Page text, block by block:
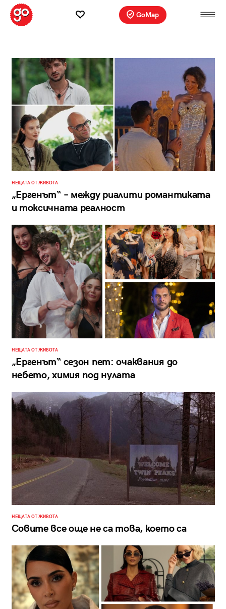
GoMap
НЕЩАТА ОТ ЖИВОТА
„Ергенът“ – между риалити романтиката
и токсичната реалност
НЕЩАТА ОТ ЖИВОТА
„Ергенът“ сезон пет: очаквания до
небето, химия под нулата
НЕЩАТА ОТ ЖИВОТА
Совите все още не са това, което са